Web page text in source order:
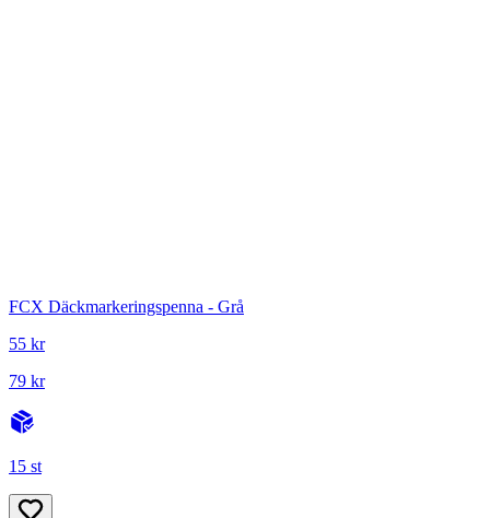
FCX Däckmarkeringspenna - Grå
55 kr
79 kr
15 st